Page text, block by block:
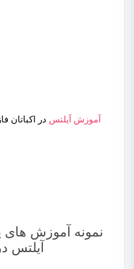
آموزش آیلتس
نمونه آموزش های
آیلتس در 30